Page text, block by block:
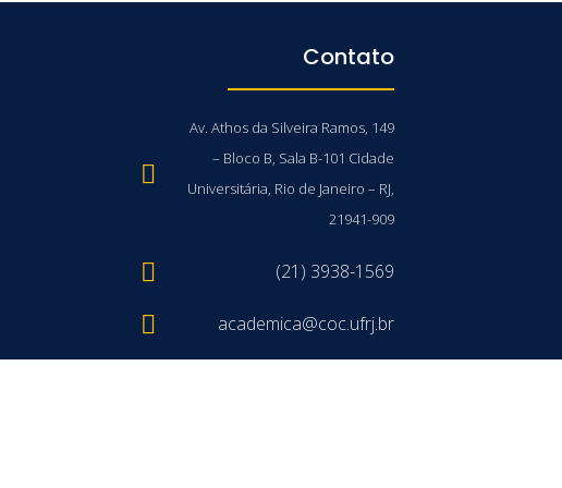
Contato
Av. Athos da Silveira Ramos, 149
– Bloco B, Sala B-101 Cidade
Universitária, Rio de Janeiro – RJ,
21941-909
(21) 3938-1569
academica@coc.ufrj.br